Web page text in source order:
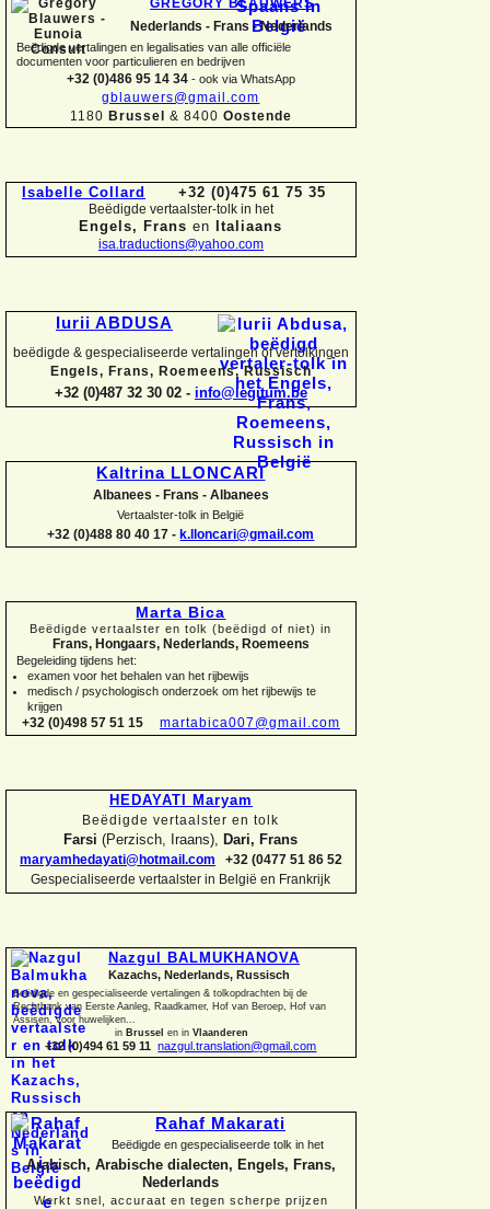
GREGORY BLAUWERS
Nederlands - Frans -Nederlands
Beëdigde vertalingen en legalisaties van alle officiële
documenten voor particulieren en bedrijven
+32 (0)486 95 14 34 - ook via WhatsApp
gblauwers@gmail.com
1180 Brussel & 8400 Oostende
Isabelle Collard +32 (0)475 61 75 35
Beëdigde vertaalster-tolk in het
Engels, Fransen Italiaans
isa.traductions@yahoo.com
Iurii ABDUSA
beëdigde & gespecialiseerde vertalingen of vertolkingen
Engels, Frans, Roemeens, Russisch
+32 (0)487 32 30 02 - info@legitum.be
Kaltrina LLONCARI
Albanees - Frans - Albanees
Vertaalster-tolk in België
+32 (0)488 80 40 17 - k.lloncari@gmail.com
Marta Bica
Beëdigde vertaalster en tolk (beëdigd of niet) in
Frans, Hongaars, Nederlands, Roemeens
Begeleiding tijdens het:
examen voor het behalen van het rijbewijs
medisch / psychologisch onderzoek om het rijbewijs te
krijgen
+32 (0)498 57 51 15 martabica007@gmail.com
HEDAYATI Maryam
Beëdigde vertaalster en tolk
Farsi(Perzisch, Iraans), Dari, Frans
maryamhedayati@hotmail.com
+32 (0477 51 86 52
Gespecialiseerde vertaalster in België en Frankrijk
Nazgul BALMUKHANOVA
Kazachs, Nederlands, Russisch
Beëdigde en gespecialiseerde vertalingen & tolkopdrachten bij de
Rechtbank van Eerste Aanleg, Raadkamer, Hof van Beroep, Hof van
Assisen, voor huwelijken...
in Brussel en inVlaanderen
+32 (0)494 61 59 11nazgul.translation@gmail.com
Rahaf Makarati
Beëdigde en gespecialiseerde tolk in het
Arabisch, Arabische dialecten, Engels, Frans,
Nederlands
Werkt snel, accuraat en tegen scherpe prijzen